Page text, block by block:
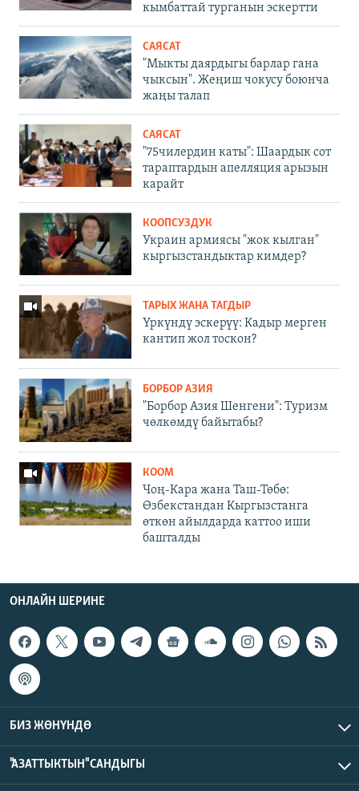
кымбаттай турганын эскертти
САЯСАТ
"Мыкты даярдыгы барлар гана
чыксын". Жеңиш чокусу боюнча
жаңы талап
САЯСАТ
"75чилердин каты": Шаардык сот
тараптардын апелляция арызын
карайт
КООПСУЗДУК
Украин армиясы "жок кылган"
кыргызстандыктар кимдер?
ТАРЫХ ЖАНА ТАГДЫР
Үркүндү эскерүү: Кадыр мерген
кантип жол тоскон?
БОРБОР АЗИЯ
"Борбор Азия Шенгени": Туризм
чөлкөмдү байытабы?
КООМ
Чоң-Кара жана Таш-Төбө:
Өзбекстандан Кыргызстанга
өткөн айылдарда каттоо иши
башталды
ОНЛАЙН ШЕРИНЕ
БИЗ ЖӨНҮНДӨ
"АЗАТТЫКТЫН" САНДЫГЫ